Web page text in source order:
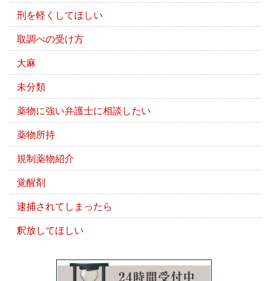
刑を軽くしてほしい
取調べの受け方
大麻
未分類
薬物に強い弁護士に相談したい
薬物所持
規制薬物紹介
覚醒剤
逮捕されてしまったら
釈放してほしい